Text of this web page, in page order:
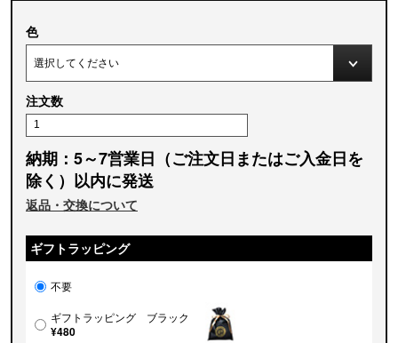
色
注文数
納期：5～7営業日（ご注文日またはご入金日を
除く）以内に発送
返品・交換について
ギフトラッピング
不要
ギフトラッピング ブラック
¥480